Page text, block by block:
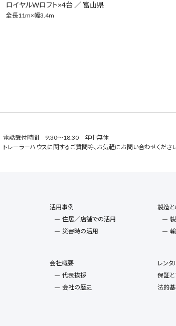
ロイヤルWロフト×4台 ／ 富山県
全長11m×幅3.4m
電話受付時間 9:30～18:30 年中無休
トレーラーハウスに関するご質問等、お気軽にお問い合わせくださ
活用事例
住居／店舗での活用
災害時の活用
会社概要
代表挨拶
会社の歴史
製造
レンタ
保証と
法的